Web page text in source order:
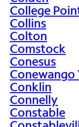
College
Collins
Colton
Comstock
Conesus
Conewango
Conklin
Connelly
Constable